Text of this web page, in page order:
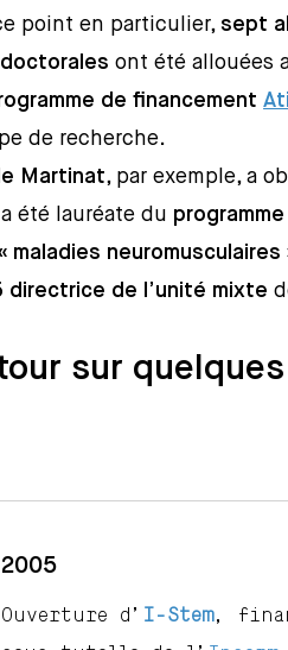
point en particulier, sept
ont été allouées
de financement
de recherche.
Martinat, par exemple, a
été lauréate du
maladies neuromusculaires
directrice de l’unité mixte
ur sur
2005
Ouverture d’ I-Stem,